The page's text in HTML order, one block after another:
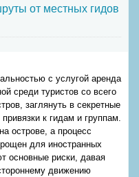
от местных гидов
с услугой аренда
среди туристов со всего
заглянуть в секретные
к гидам и группам.
острове, а процесс
для иностранных
основные риски, давая
движению